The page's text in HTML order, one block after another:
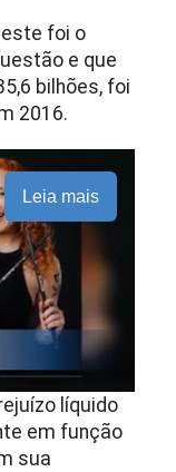
foi o
e que
bilhões, foi
2016.
Leia mais
líquido
em função
sua